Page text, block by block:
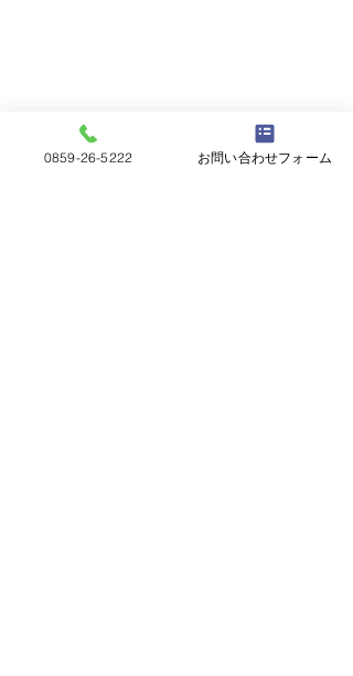
令和8年8月の予定🍧
0859-26-5222 お問い合わせフォーム